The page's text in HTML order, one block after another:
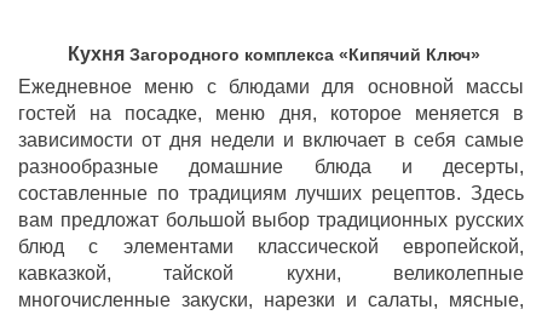
Кухня Загородного комплекса «Кипячий Ключ»
Ежедневное меню с блюдами для основной массы
гостей на посадке, меню дня, которое меняется в
зависимости от дня недели и включает в себя самые
разнообразные домашние блюда и десерты,
составленные по традициям лучших рецептов. Здесь
вам предложат большой выбор традиционных русских
блюд с элементами классической европейской,
кавказкой, тайской кухни, великолепные
многочисленные закуски, нарезки и салаты, мясные,